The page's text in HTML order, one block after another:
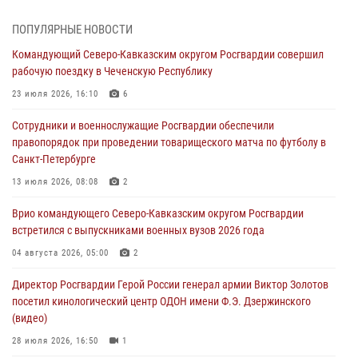
Военнослужащие Софринской бригады Росгвардии встретились с
дорогой к Победе в СВО» (видео)
08 августа 2026, 07:00
настольному теннису ко Дню физкультурника
08 августа 2026, 07:00
ОМОН «Ойрат» Управления Росгвардии по Республике Калмыкия
08 августа 2026, 07:00
В Москве росгвардейцы оказали помощь медикам и девушке с
08 августа 2026, 06:32 1
ПОПУЛЯРНЫЕ НОВОСТИ
Командующий Северо-Кавказским округом Росгвардии совершил
рабочую поездку в Чеченскую Республику
23 июля 2026, 16:10 6
Сотрудники и военнослужащие Росгвардии обеспечили
правопорядок при проведении товарищеского матча по футболу в
Санкт-Петербурге
13 июля 2026, 08:08 2
Врио командующего Северо-Кавказским округом Росгвардии
встретился с выпускниками военных вузов 2026 года
04 августа 2026, 05:00 2
Директор Росгвардии Герой России генерал армии Виктор Золотов
посетил кинологический центр ОДОН имени Ф.Э. Дзержинского
(видео)
28 июля 2026, 16:50 1